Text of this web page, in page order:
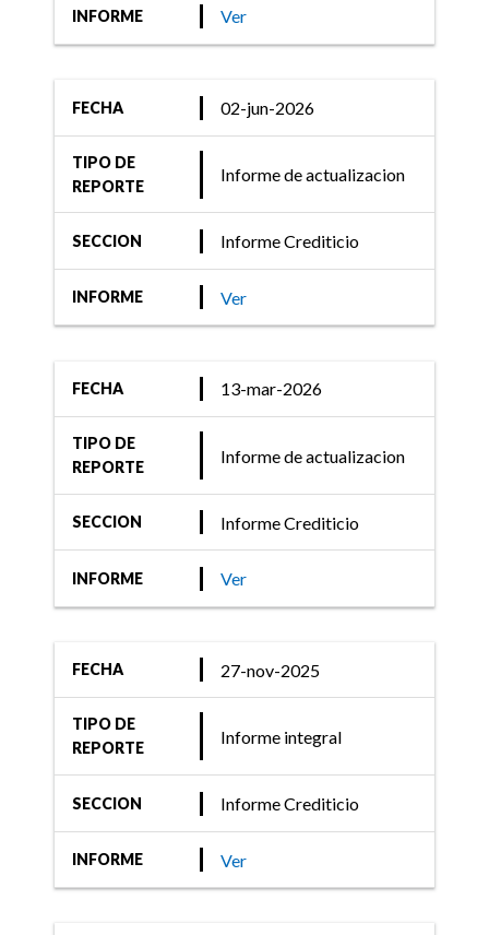
calificaciones de las
Entidades Financieras de
29-abr-2024
Informe Crediticio
FIX (afiliada de Fitch
Ratings) asignó
calificaciones a la Serie VI
27-abr-2023
Informe Crediticio
FIX (afiliada de Fitch
Ratings) asigna la
calificación de la
Serie V de CFN S.A.
24-nov-2022
Informe Crediticio
FIX (afiliada de Fitch
Ratings) realizó acciones
INFORME Ver
FECHA 02-jun-2026
TIPO DE
REPORTE
Informe de actualizacion
SECCION Informe Crediticio
INFORME Ver
FECHA 13-mar-2026
TIPO DE
REPORTE
Informe de actualizacion
SECCION Informe Crediticio
INFORME Ver
FECHA 27-nov-2025
TIPO DE
REPORTE
Informe integral
SECCION Informe Crediticio
INFORME Ver